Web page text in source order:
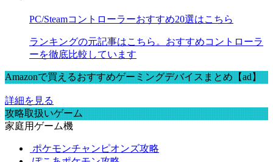
PC/Steamコントローラーおすすめ20選はこちら
ランキングの元記事はこちら。おすすめコントローラ
ーを徹底比較しています
Amazonで買えるおすすめゲーミングデバイスまとめ【ad】
詳細を見る
攻略取扱いゲーム
家庭用ゲーム機
ポケモンチャンピオンズ攻略